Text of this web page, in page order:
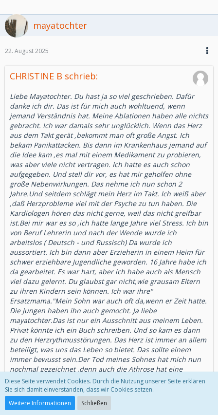
mayatochter
22. August 2025
CHRISTINE B schrieb:
Liebe Mayatochter. Du hast ja so viel geschrieben. Dafür
danke ich dir. Das ist für mich auch wohltuend, wenn
jemand Verständnis hat. Meine Ablationen haben alle nichts
gebracht. Ich war damals sehr unglücklich. Wenn das Herz
aus dem Takt gerät ,bekommt man oft große Angst. Ich
bekam Panikattacken. Bis dann im Krankenhaus jemand auf
die Idee kam ,es mal mit einem Medikament zu probieren,
was aber viele nicht vertragen. Ich hatte es auch schon
aufgegeben. Und stell dir vor, es hat mir geholfen ohne
große Nebenwirkungen. Das nehme ich nun schon 2
Jahre.Und seitdem schlägt mein Herz im Takt. Ich weiß aber
,daß Herzprobleme viel mit der Psyche zu tun haben. Die
Kardiologen hören das nicht gerne, weil das nicht greifbar
ist.Bei mir war es so ,ich hatte lange Jahre viel Stress. Ich bin
von Beruf Lehrerin und nach der Wende wurde ich
arbeitslos ( Deutsch - und Russisch) Da wurde ich
aussortiert. Ich bin dann aber Erzieherin in einem Heim für
schwer erziehbare Jugendliche geworden. 16 Jahre habe ich
da gearbeitet. Es war hart, aber ich habe auch als Mensch
viel dazu gelernt. Du glaubst gar nicht,wie grausam Eltern
zu ihren Kindern sein können. Ich war ihre"
Ersatzmama."Mein Sohn war auch oft da,wenn er Zeit hatte.
Die Jungen haben ihn auch gemocht. Ja liebe
mayatochter.Das ist nur ein Ausschnitt aus meinem Leben.
Privat könnte ich ein Buch schreiben. Und so kam es dann
zu den Herzrythmusstörungen. Das Herz ist immer an allem
beteiligt, was uns das Leben so bietet. Das sollte einem
immer bewusst sein.Der Tod meines Sohnes hat mich nun
nochmal gezeichnet ,denn auch die Athrose hat eine
psychische Komponente
Und daß nun nach der Hüftgelenkprothese die Heilung
nicht so recht vorangeht,hat damit auch zu tun. Ich bin
trotzdem voller Zuversicht, daß ich bald wieder ohne
Diese Seite verwendet Cookies. Durch die Nutzung unserer Seite erklären
Sie sich damit einverstanden, dass wir Cookies setzen.
Weitere Informationen
Schließen